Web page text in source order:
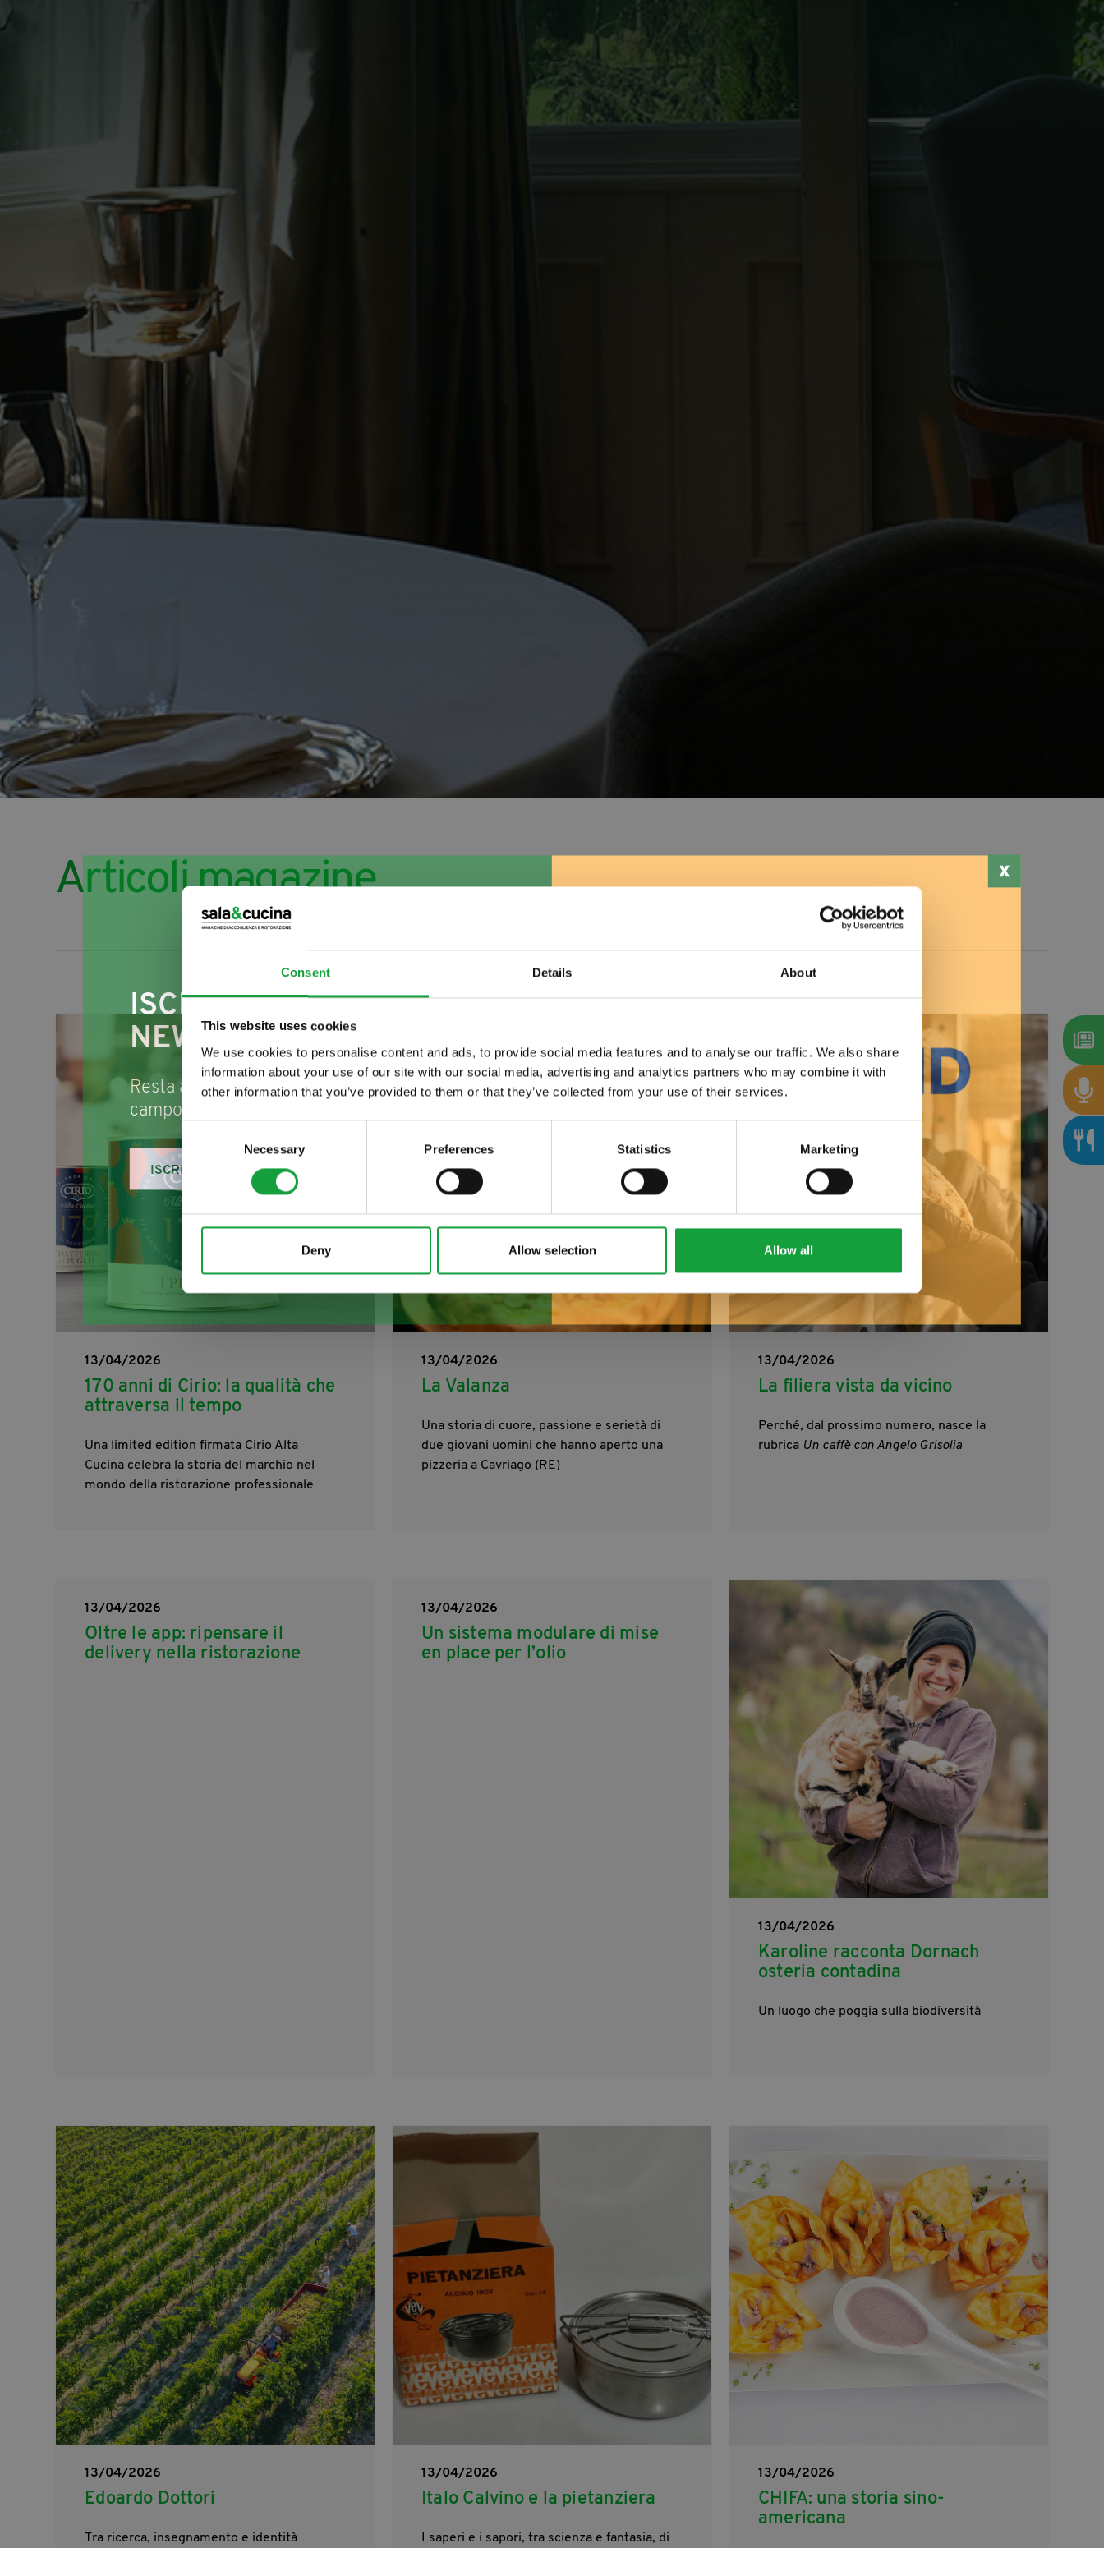
Consent Details About
This website uses cookies
We use cookies to personalise content and ads, to provide social media features and to analyse our traffic. We also share
information about your use of our site with our social media, advertising and analytics partners who may combine it with
other information that you’ve provided to them or that they’ve collected from your use of their services.
Selection
Necessary Preferences Statistics Marketing
Deny Allow selection Allow all
Articoli magazine
pag. 8/96 « 6 7 8 9 10 » visualizza tutti
13/04/2026
170 anni di Cirio: la qualità che
attraversa il tempo
Una limited edition firmata Cirio Alta
Cucina celebra la storia del marchio nel
mondo della ristorazione professionale
13/04/2026
La Valanza
Una storia di cuore, passione e serietà di
due giovani uomini che hanno aperto una
pizzeria a Cavriago (RE)
13/04/2026
La filiera vista da vicino
Perché, dal prossimo numero, nasce la
rubrica Un caffè con Angelo Grisolia
13/04/2026
Oltre le app: ripensare il
delivery nella ristorazione
13/04/2026
Un sistema modulare di mise
en place per l’olio
13/04/2026
Karoline racconta Dornach
osteria contadina
Un luogo che poggia sulla biodiversità
13/04/2026
Edoardo Dottori
Tra ricerca, insegnamento e identità
13/04/2026
Italo Calvino e la pietanziera
I saperi e i sapori, tra scienza e fantasia, di
13/04/2026
CHIFA: una storia sino-
americana
ISCRIVITI ALLA
NEWSLETTER
Resta aggiornato su tutte le ultime novita nel
campo della ristorazione e del food.
ISCRIVITI